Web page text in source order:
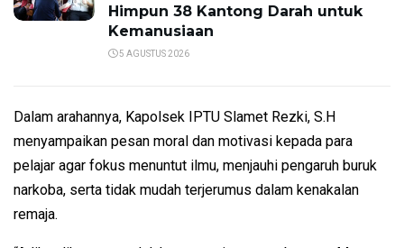
Himpun 38 Kantong Darah untuk
Kemanusiaan
5 AGUSTUS 2026
Dalam arahannya, Kapolsek IPTU Slamet Rezki, S.H
menyampaikan pesan moral dan motivasi kepada para
pelajar agar fokus menuntut ilmu, menjauhi pengaruh buruk
narkoba, serta tidak mudah terjerumus dalam kenakalan
remaja.